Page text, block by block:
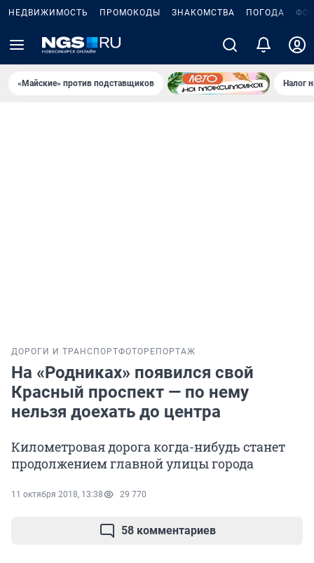
НЕДВИЖИМОСТЬ ПРОМОКОДЫ ЗНАКОМСТВА ПОГОДА
«Майские» против подставщиков Налог
ДОРОГИ И ТРАНСПОРТФОТОРЕПОРТАЖ
На «Родниках» появился свой
Красный проспект — по нему
нельзя доехать до центра
Километровая дорога когда-нибудь станет
продолжением главной улицы города
11 октября 2018, 13:38 29 770
58 комментариев